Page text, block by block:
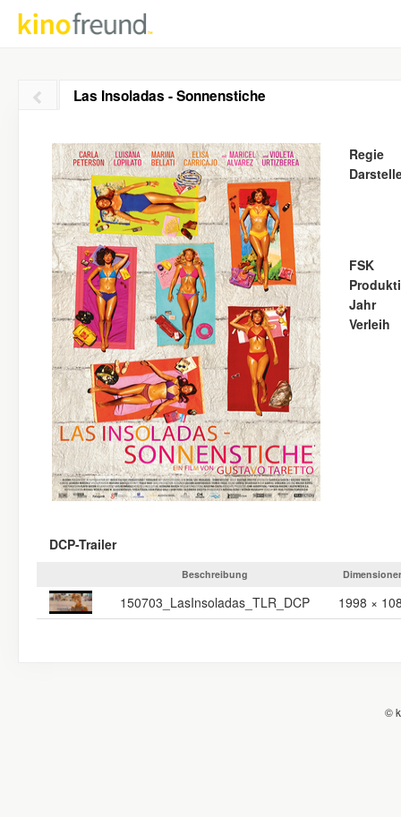
Las Insoladas - Sonnenstiche
Regie
FSK
Jahr
Verleih
DCP-Trailer
Beschreibung
150703_LasInsoladas_TLR_DCP 1998 ×
©